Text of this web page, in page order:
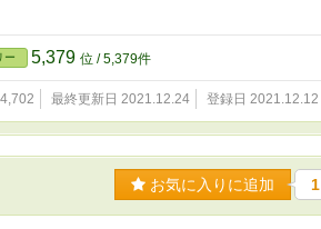
ー 5,379 位 / 5,379件
最終更新日 2021.12.24 登録日 2021.12.12
お気に入りに追加 1